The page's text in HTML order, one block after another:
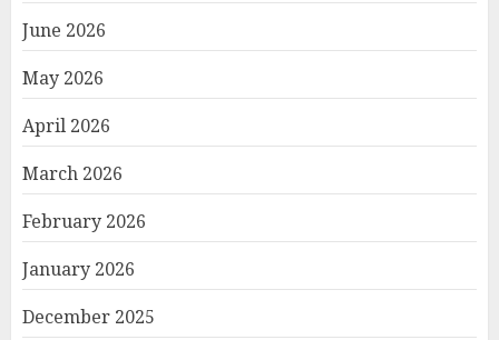
June 2026
May 2026
April 2026
March 2026
February 2026
January 2026
December 2025